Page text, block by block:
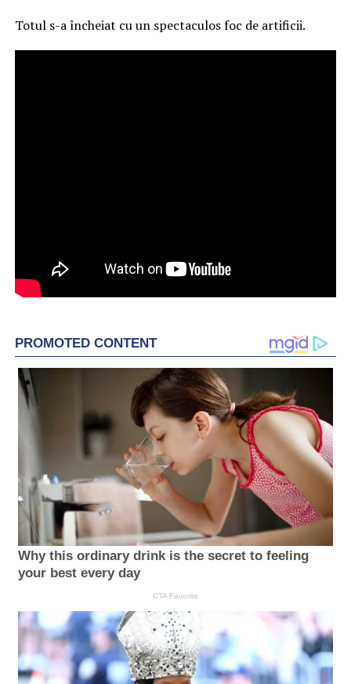
Totul s-a încheiat cu un spectaculos foc de artificii.